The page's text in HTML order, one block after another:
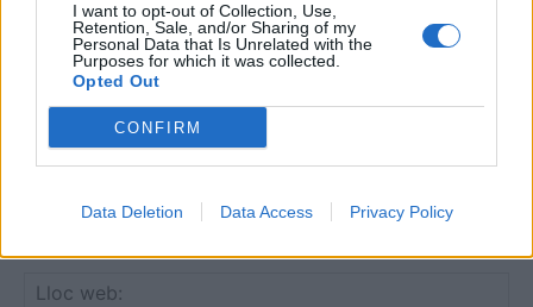
I want to opt-out of Collection, Use,
Retention, Sale, and/or Sharing of my
Personal Data that Is Unrelated with the
Purposes for which it was collected.
Opted Out
CONFIRM
Data Deletion Data Access Privacy Policy